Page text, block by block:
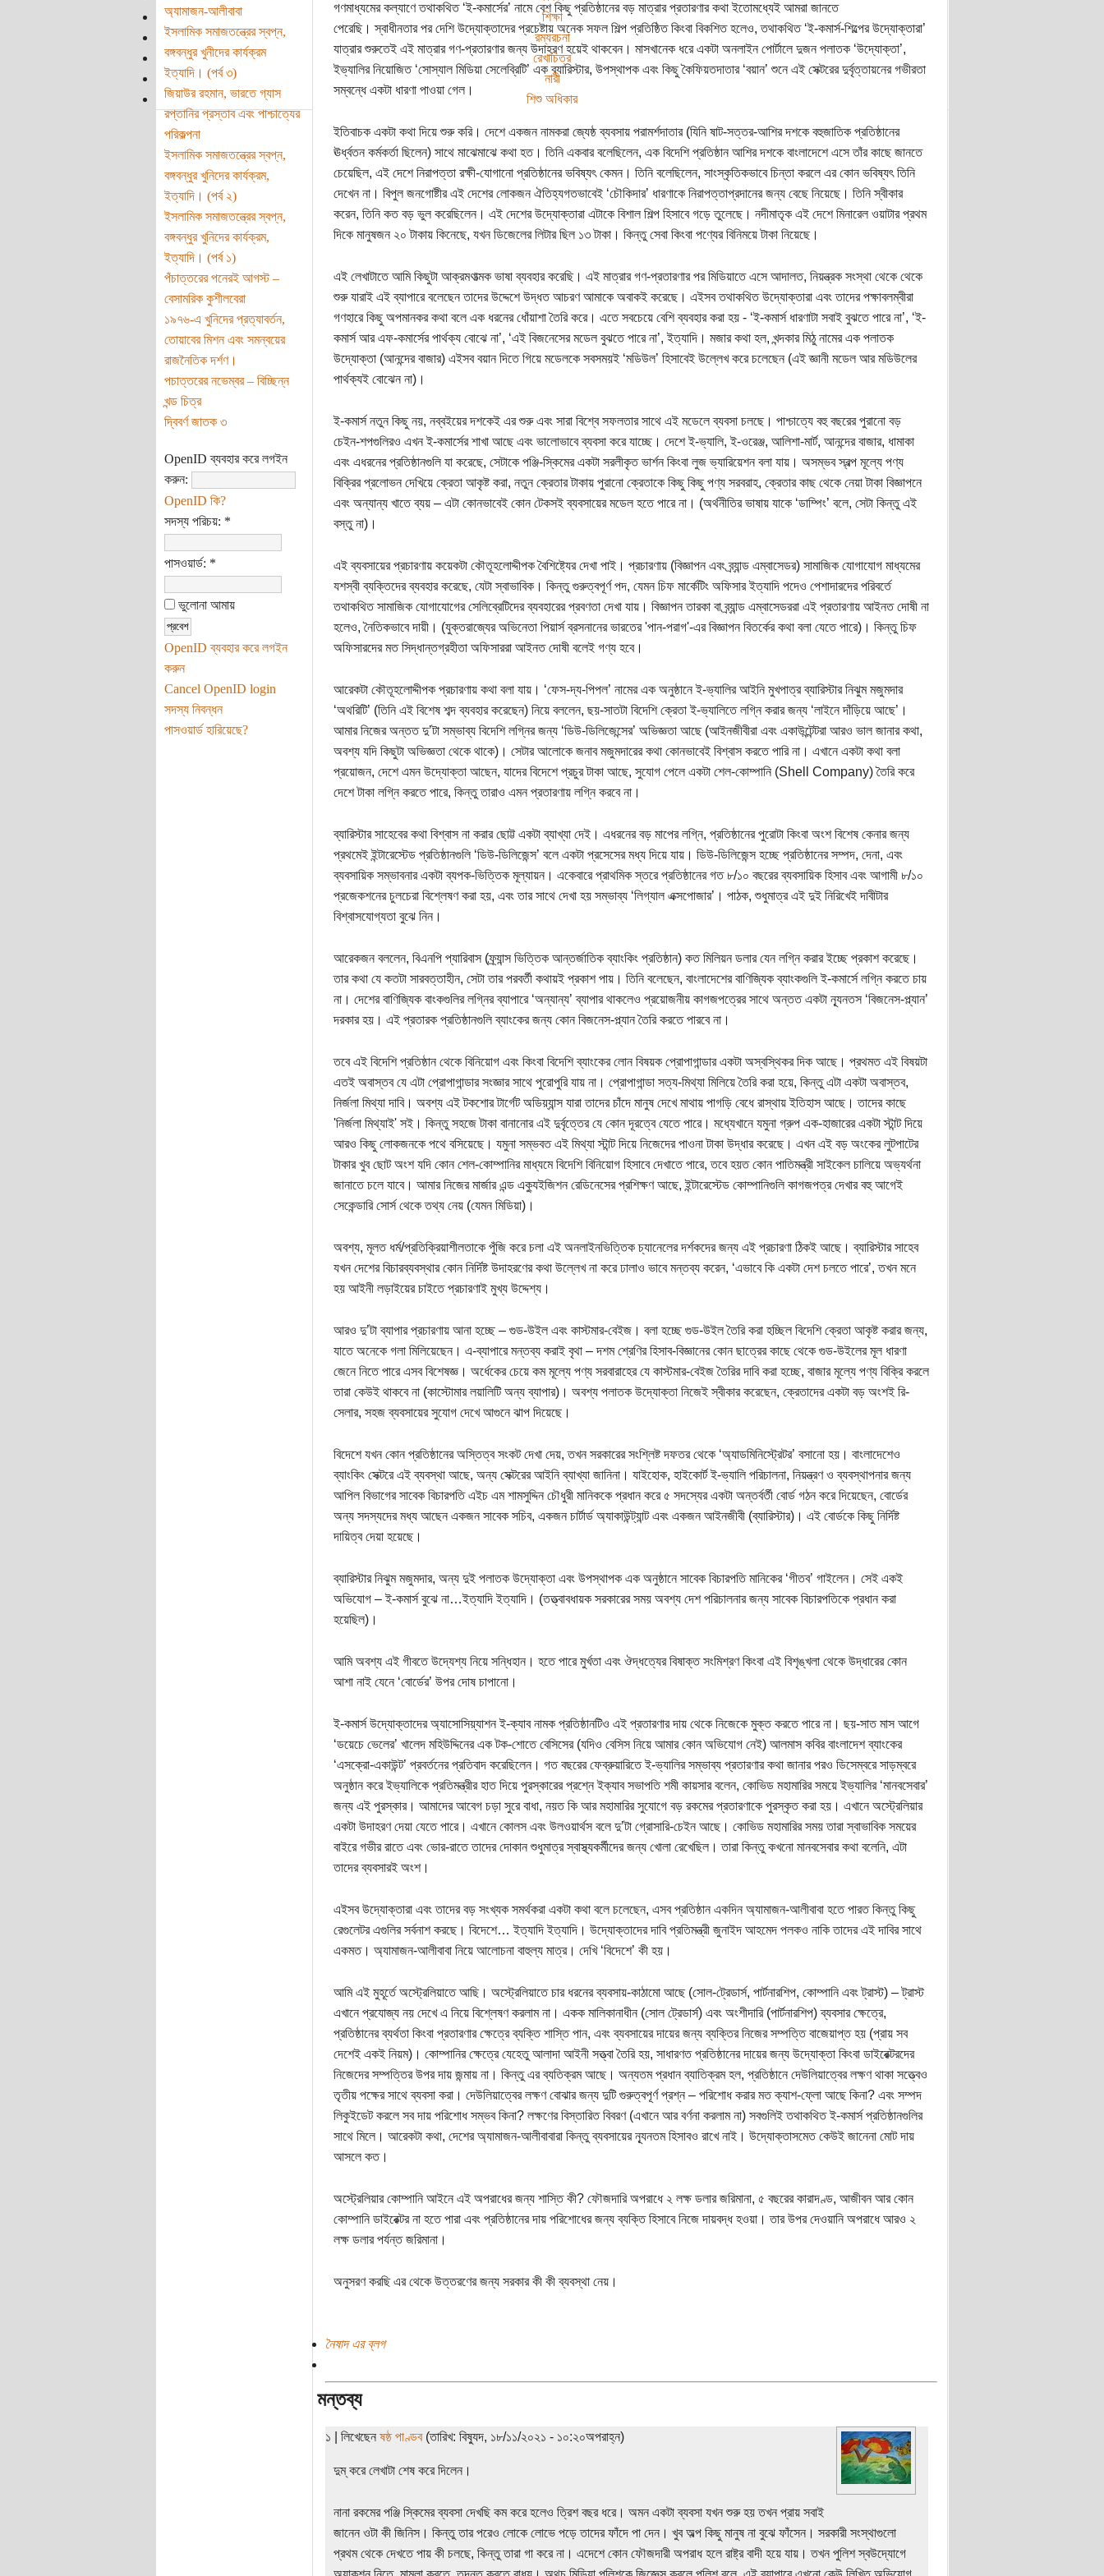
শিক্ষা
রম্যরচনা
রেখাচিত্র
নারী
শিশু অধিকার
অ্যামাজন-আলীবাবা
ইসলামিক সমাজতন্ত্রের স্বপ্ন,
বঙ্গবন্ধুর খুনীদের কার্যক্রম
ইত্যাদি। (পর্ব ৩)
জিয়াউর রহমান, ভারতে গ্যাস
রপ্তানির প্রস্তাব এবং পাশ্চাত্যের
পরিকল্পনা
ইসলামিক সমাজতন্ত্রের স্বপ্ন,
বঙ্গবন্ধুর খুনিদের কার্যক্রম,
ইত্যাদি। (পর্ব ২)
ইসলামিক সমাজতন্ত্রের স্বপ্ন,
বঙ্গবন্ধুর খুনিদের কার্যক্রম,
ইত্যাদি। (পর্ব ১)
পঁচাত্তরের পনেরই আগস্ট –
বেসামরিক কুশীলবেরা
১৯৭৬-এ খুনিদের প্রত্যাবর্তন,
তোয়াবের মিশন এবং সমন্বয়ের
রাজনৈতিক দর্শণ।
পচাত্তরের নভেম্বর – বিচ্ছিন্ন
খন্ড চিত্র
দ্বিবর্ণ জাতক ৩
OpenID ব্যবহার করে লগইন
করুন:
OpenID কি?
সদস্য পরিচয়: *
পাসওয়ার্ড: *
ভুলোনা আমায়
OpenID ব্যবহার করে লগইন
করুন
Cancel OpenID login
সদস্য নিবন্ধন
পাসওয়ার্ড হারিয়েছে?
গণমাধ্যমের কল্যাণে তথাকথিত ‘ই-কমার্সের’ নামে বেশ কিছু প্রতিষ্ঠানের বড় মাত্রার প্রতারণার কথা ইতোমধ্যেই আমরা জানতে
পেরেছি। স্বাধীনতার পর দেশি উদ্যোক্তাদের প্রচেষ্টায় অনেক সফল শিল্প প্রতিষ্ঠিত কিংবা বিকশিত হলেও, তথাকথিত ‘ই-কমার্স-শিল্পের উদ্যোক্তারা’
যাত্রার শুরুতেই এই মাত্রার গণ-প্রতারণার জন্য উদাহরণ হয়েই থাকবেন। মাসখানেক ধরে একটা অনলাইন পোর্টালে দুজন পলাতক ‘উদ্যোক্তা’,
ইভ্যালির নিয়োজিত ‘সোস্যাল মিডিয়া সেলেব্রিটি’ এক ব্যারিস্টার, উপস্থাপক এবং কিছু কৈফিয়তদাতার ‘বয়ান’ শুনে এই সেক্টরের দুর্বৃত্তায়নের গভীরতা
সম্বন্ধে একটা ধারণা পাওয়া গেল।
ইতিবাচক একটা কথা দিয়ে শুরু করি। দেশে একজন নামকরা জ্যেষ্ঠ ব্যবসায় পরামর্শদাতার (যিনি ষাট-সত্তর-আশির দশকে বহুজাতিক প্রতিষ্ঠানের
ঊর্ধ্বতন কর্মকর্তা ছিলেন) সাথে মাঝেমাঝে কথা হত। তিনি একবার বলেছিলেন, এক বিদেশি প্রতিষ্ঠান আশির দশকে বাংলাদেশে এসে তাঁর কাছে জানতে
চেয়েছিল, এই দেশে নিরাপত্তা রক্ষী-যোগানো প্রতিষ্ঠানের ভবিষ্যৎ কেমন। তিনি বলেছিলেন, সাংস্কৃতিকভাবে চিন্তা করলে এর কোন ভবিষ্যৎ তিনি
দেখেন না। বিপুল জনগোষ্টীর এই দেশের লোকজন ঐতিহ্যগতভাবেই ‘চৌকিদার’ ধারণাকে নিরাপত্তাপ্রদানের জন্য বেছে নিয়েছে। তিনি স্বীকার
করেন, তিনি কত বড় ভুল করেছিলেন। এই দেশের উদ্যোক্তারা এটাকে বিশাল শিল্প হিসাবে গড়ে তুলেছে। নদীমাতৃক এই দেশে মিনারেল ওয়াটার প্রথম
দিকে মানুষজন ২০ টাকায় কিনেছে, যখন ডিজেলের লিটার ছিল ১৩ টাকা। কিন্তু সেবা কিংবা পণ্যের বিনিময়ে টাকা নিয়েছে।
এই লেখাটাতে আমি কিছুটা আক্রমণাত্মক ভাষা ব্যবহার করেছি। এই মাত্রার গণ-প্রতারণার পর মিডিয়াতে এসে আদালত, নিয়ন্ত্রক সংস্থা থেকে থেকে
শুরু যারাই এই ব্যাপারে বলেছেন তাদের উদ্দেশে উদ্ধত আচরণ আমাকে অবাকই করেছে। এইসব তথাকথিত উদ্যোক্তারা এবং তাদের পক্ষাবলম্বীরা
গণহারে কিছু অপমানকর কথা বলে এক ধরনের ধোঁয়াশা তৈরি করে। এতে সবচেয়ে বেশি ব্যবহার করা হয় - ‘ই-কমার্স ধারণাটা সবাই বুঝতে পারে না’, ‘ই-
কমার্স আর এফ-কমার্সের পার্থক্য বোঝে না’, ‘এই বিজনেসের মডেল বুঝতে পারে না’, ইত্যাদি। মজার কথা হল, খন্দকার মিঠু নামের এক পলাতক
উদ্যোক্তা (আনন্দের বাজার) এইসব বয়ান দিতে গিয়ে মডেলকে সবসময়ই ‘মডিউল’ হিসাবেই উল্লেখ করে চলেছেন (এই জ্ঞানী মডেল আর মডিউলের
পার্থক্যই বোঝেন না)।
ই-কমার্স নতুন কিছু নয়, নব্বইয়ের দশকেই এর শুরু এবং সারা বিশ্বে সফলতার সাথে এই মডেলে ব্যবসা চলছে। পাশ্চাত্যে বহু বছরের পুরানো বড়
চেইন-শপগুলিরও এখন ই-কমার্সের শাখা আছে এবং ভালোভাবে ব্যবসা করে যাচ্ছে। দেশে ই-ভ্যালি, ই-ওরেঞ্জ, আলিশা-মার্ট, আনন্দের বাজার, ধামাকা
এবং এধরনের প্রতিষ্ঠানগুলি যা করেছে, সেটাকে পঞ্জি-স্কিমের একটা সরলীকৃত ভার্শন কিংবা লুজ ভ্যারিয়েশন বলা যায়। অসম্ভব স্বল্প মূল্যে পণ্য
বিক্রির প্রলোভন দেখিয়ে ক্রেতা আকৃষ্ট করা, নতুন ক্রেতার টাকায় পুরানো ক্রেতাকে কিছু কিছু পণ্য সরবরাহ, ক্রেতার কাছ থেকে নেয়া টাকা বিজ্ঞাপনে
এবং অন্যান্য খাতে ব্যয় – এটা কোনভাবেই কোন টেকসই ব্যবসায়ের মডেল হতে পারে না। (অর্থনীতির ভাষায় যাকে ‘ডাম্পিং’ বলে, সেটা কিন্তু এই
বস্তু না)।
এই ব্যবসায়ের প্রচারণায় কয়েকটা কৌতূহলোদ্দীপক বৈশিষ্ট্যের দেখা পাই। প্রচারণায় (বিজ্ঞাপন এবং ব্র্যান্ড এম্বাসেডর) সামাজিক যোগাযোগ মাধ্যমের
যশস্বী ব্যক্তিদের ব্যবহার করেছে, যেটা স্বাভাবিক। কিন্তু গুরুত্বপূর্ণ পদ, যেমন চিফ মার্কেটিং অফিসার ইত্যাদি পদেও পেশাদারদের পরিবর্তে
তথাকথিত সামাজিক যোগাযোগের সেলিব্রেটিদের ব্যবহারের প্রবণতা দেখা যায়। বিজ্ঞাপন তারকা বা ব্র্যান্ড এম্বাসেডররা এই প্রতারণায় আইনত দোষী না
হলেও, নৈতিকভাবে দায়ী। (যুক্তরাজ্যের অভিনেতা পিয়ার্স ব্রসনানের ভারতের 'পান-পরাগ'-এর বিজ্ঞাপন বিতর্কের কথা বলা যেতে পারে)। কিন্তু চিফ
অফিসারদের মত সিদ্ধান্তগ্রহীতা অফিসাররা আইনত দোষী বলেই গণ্য হবে।
আরেকটা কৌতূহলোদ্দীপক প্রচারণায় কথা বলা যায়। ‘ফেস-দ্য-পিপল’ নামের এক অনুষ্ঠানে ই-ভ্যালির আইনি মুখপাত্র ব্যারিস্টার নিঝুম মজুমদার
‘অথরিটি’ (তিনি এই বিশেষ শব্দ ব্যবহার করেছেন) নিয়ে বললেন, ছয়-সাতটা বিদেশি ক্রেতা ই-ভ্যালিতে লগ্নি করার জন্য ‘লাইনে দাঁড়িয়ে আছে’।
আমার নিজের অন্তত দু’টা সম্ভাব্য বিদেশি লগ্নির জন্য ‘ডিউ-ডিলিজেন্সের’ অভিজ্ঞতা আছে (আইনজীবীরা এবং একাউন্টেন্টরা আরও ভাল জানার কথা,
অবশ্য যদি কিছুটা অভিজ্ঞতা থেকে থাকে)। সেটার আলোকে জনাব মজুমদারের কথা কোনভাবেই বিশ্বাস করতে পারি না। এখানে একটা কথা বলা
প্রয়োজন, দেশে এমন উদ্যোক্তা আছেন, যাদের বিদেশে প্রচুর টাকা আছে, সুযোগ পেলে একটা শেল-কোম্পানি (Shell Company) তৈরি করে
দেশে টাকা লগ্নি করতে পারে, কিন্তু তারাও এমন প্রতারণায় লগ্নি করবে না।
ব্যারিস্টার সাহেবের কথা বিশ্বাস না করার ছোট্ট একটা ব্যাখ্যা দেই। এধরনের বড় মাপের লগ্নি, প্রতিষ্ঠানের পুরোটা কিংবা অংশ বিশেষ কেনার জন্য
প্রথমেই ইন্টারেস্টেড প্রতিষ্ঠানগুলি ‘ডিউ-ডিলিজেন্স’ বলে একটা প্রসেসের মধ্য দিয়ে যায়। ডিউ-ডিলিজেন্স হচ্ছে প্রতিষ্ঠানের সম্পদ, দেনা, এবং
ব্যবসায়িক সম্ভাবনার একটা ব্যপক-ভিত্তিক মূল্যায়ন। একেবারে প্রাথমিক স্তরে প্রতিষ্ঠানের গত ৮/১০ বছরের ব্যবসায়িক হিসাব এবং আগামী ৮/১০
প্রজেকশনের চুলচেরা বিশ্লেষণ করা হয়, এবং তার সাথে দেখা হয় সম্ভাব্য ‘লিগ্যাল এক্সপোজার’। পাঠক, শুধুমাত্র এই দুই নিরিখেই দাবীটার
বিশ্বাসযোগ্যতা বুঝে নিন।
আরেকজন বললেন, বিএনপি প্যারিবাস (ফ্র্যান্স ভিত্তিক আন্তর্জাতিক ব্যাংকিং প্রতিষ্ঠান) কত মিলিয়ন ডলার যেন লগ্নি করার ইচ্ছে প্রকাশ করেছে।
তার কথা যে কতটা সারবত্তাহীন, সেটা তার পরবর্তী কথায়ই প্রকাশ পায়। তিনি বলেছেন, বাংলাদেশের বাণিজ্যিক ব্যাংকগুলি ই-কমার্সে লগ্নি করতে চায়
না। দেশের বাণিজ্যিক বাংকগুলির লগ্নির ব্যাপারে ‘অন্যান্য’ ব্যাপার থাকলেও প্রয়োজনীয় কাগজপত্রের সাথে অন্তত একটা ন্যূনতস ‘বিজনেস-প্ল্যান’
দরকার হয়। এই প্রতারক প্রতিষ্ঠানগুলি ব্যাংকের জন্য কোন বিজনেস-প্ল্যান তৈরি করতে পারবে না।
তবে এই বিদেশি প্রতিষ্ঠান থেকে বিনিয়োগ এবং কিংবা বিদেশি ব্যাংকের লোন বিষয়ক প্রোপাগান্ডার একটা অস্বস্থিকর দিক আছে। প্রথমত এই বিষয়টা
এতই অবাস্তব যে এটা প্রোপাগান্ডার সংজ্ঞার সাথে পুরোপুরি যায় না। প্রোপাগান্ডা সত্য-মিথ্যা মিলিয়ে তৈরি করা হয়ে, কিন্তু এটা একটা অবাস্তব,
নির্জলা মিথ্যা দাবি। অবশ্য এই টকশোর টার্গেট অডিয়্যান্স যারা তাদের চাঁদে মানুষ দেখে মাথায় পাগড়ি বেধে রাস্থায় ইতিহাস আছে। তাদের কাছে
'নির্জলা মিথ্যাই' সই। কিন্তু সহজে টাকা বানানোর এই দুর্বৃত্তের যে কোন দূরত্বে যেতে পারে। মধ্যেখানে যমুনা গ্রুপ এক-হাজারের একটা স্টান্ট দিয়ে
আরও কিছু লোকজনকে পথে বসিয়েছে। যমুনা সম্ভবত এই মিথ্যা স্টান্ট দিয়ে নিজেদের পাওনা টাকা উদ্ধার করেছে। এখন এই বড় অংকের লুটপাটের
টাকার খুব ছোট অংশ যদি কোন শেল-কোম্পানির মাধ্যমে বিদেশি বিনিয়োগ হিসাবে দেখাতে পারে, তবে হয়ত কোন পাতিমন্ত্রী সাইকেল চালিয়ে অভ্যর্থনা
জানাতে চলে যাবে। আমার নিজের মার্জার এন্ড এক্যুইজিশন রেডিনেসের প্রশিক্ষণ আছে, ইন্টারেস্টেড কোম্পানিগুলি কাগজপত্র দেখার বহু আগেই
সেকেন্ডারি সোর্স থেকে তথ্য নেয় (যেমন মিডিয়া)।
অবশ্য, মূলত ধর্ম/প্রতিক্রিয়াশীলতাকে পুঁজি করে চলা এই অনলাইনভিত্তিক চ্যানেলের দর্শকদের জন্য এই প্রচারণা ঠিকই আছে। ব্যারিস্টার সাহেব
যখন দেশের বিচারব্যবস্থার কোন নির্দিষ্ট উদাহরণের কথা উল্লেখ না করে ঢালাও ভাবে মন্তব্য করেন, ‘এভাবে কি একটা দেশ চলতে পারে’, তখন মনে
হয় আইনী লড়াইয়ের চাইতে প্রচারণাই মুখ্য উদ্দেশ্য।
আরও দু’টা ব্যাপার প্রচারণায় আনা হচ্ছে – গুড-উইল এবং কাস্টমার-বেইজ। বলা হচ্ছে গুড-উইল তৈরি করা হচ্ছিল বিদেশি ক্রেতা আকৃষ্ট করার জন্য,
যাতে অনেকে গলা মিলিয়েছেন। এ-ব্যাপারে মন্তব্য করাই বৃথা – দশম শ্রেণির হিসাব-বিজ্ঞানের কোন ছাত্রের কাছে থেকে গুড-উইলের মূল ধারণা
জেনে নিতে পারে এসব বিশেষজ্ঞ। অর্ধেকের চেয়ে কম মূল্যে পণ্য সরবারাহের যে কাস্টমার-বেইজ তৈরির দাবি করা হচ্ছে, বাজার মূল্যে পণ্য বিক্রি করলে
তারা কেউই থাকবে না (কাস্টোমার লয়ালিটি অন্য ব্যাপার)। অবশ্য পলাতক উদ্যোক্তা নিজেই স্বীকার করেছেন, ক্রেতাদের একটা বড় অংশই রি-
সেলার, সহজ ব্যবসায়ের সুযোগ দেখে আগুনে ঝাপ দিয়েছে।
বিদেশে যখন কোন প্রতিষ্ঠানের অস্তিত্ব সংকট দেখা দেয়, তখন সরকারের সংশ্লিষ্ট দফতর থেকে ‘অ্যাডমিনিস্ট্রেটর’ বসানো হয়। বাংলাদেশেও
ব্যাংকিং সেক্টরে এই ব্যবস্থা আছে, অন্য সেক্টরের আইনি ব্যাখ্যা জানিনা। যাইহোক, হাইকোর্ট ই-ভ্যালি পরিচালনা, নিয়ন্ত্রণ ও ব্যবস্থাপনার জন্য
আপিল বিভাগের সাবেক বিচারপতি এইচ এম শামসুদ্দিন চৌধুরী মানিককে প্রধান করে ৫ সদস্যের একটা অন্তর্বর্তী বোর্ড গঠন করে দিয়েছেন, বোর্ডের
অন্য সদস্যদের মধ্য আছেন একজন সাবেক সচিব, একজন চার্টার্ড অ্যাকাউন্ট্যান্ট এবং একজন আইনজীবী (ব্যারিস্টার)। এই বোর্ডকে কিছু নির্দিষ্ট
দায়িত্ব দেয়া হয়েছে।
ব্যারিস্টার নিঝুম মজুমদার, অন্য দুই পলাতক উদ্যোক্তা এবং উপস্থাপক এক অনুষ্ঠানে সাবেক বিচারপতি মানিকের ‘গীতব’ গাইলেন। সেই একই
অভিযোগ – ই-কমার্স বুঝে না…ইত্যাদি ইত্যাদি। (তত্ত্বাবধায়ক সরকারের সময় অবশ্য দেশ পরিচালনার জন্য সাবেক বিচারপতিকে প্রধান করা
হয়েছিল)।
আমি অবশ্য এই গীবতে উদ্যেশ্য নিয়ে সন্ধিহান। হতে পারে মুর্খতা এবং ঔদ্ধত্যের বিষাক্ত সংমিশ্রণ কিংবা এই বিশৃঙ্খলা থেকে উদ্ধারের কোন
আশা নাই যেনে ‘বোর্ডের’ উপর দোষ চাপানো।
ই-কমার্স উদ্যোক্তাদের অ্যাসোসিয়্যাশন ই-ক্যাব নামক প্রতিষ্ঠানটিও এই প্রতারণার দায় থেকে নিজেকে মুক্ত করতে পারে না। ছয়-সাত মাস আগে
‘ডয়েচে ভেলের’ খালেদ মহিউদ্দিনের এক টক-শোতে বেসিসের (যদিও বেসিস নিয়ে আমার কোন অভিযোগ নেই) আলমাস কবির বাংলাদেশ ব্যাংকের
‘এসক্রো-একাউন্ট’ প্রবর্তনের প্রতিবাদ করেছিলেন। গত বছরের ফেব্রুয়ারিতে ই-ভ্যালির সম্ভাব্য প্রতারণার কথা জানার পরও ডিসেম্বরে সাড়ম্বরে
অনুষ্ঠান করে ইভ্যালিকে প্রতিমন্ত্রীর হাত দিয়ে পুরস্কারের প্রশ্নে ইক্যাব সভাপতি শমী কায়সার বলেন, কোভিড মহামারির সময়ে ইভ্যালির ‘মানবসেবার’
জন্য এই পুরস্কার। আমাদের আবেগ চড়া সুরে বাধা, নয়ত কি আর মহামারির সুযোগে বড় রকমের প্রতারণাকে পুরস্কৃত করা হয়। এখানে অস্ট্রেলিয়ার
একটা উদাহরণ দেয়া যেতে পারে। এখানে কোলস এবং উলওয়ার্থস বলে দু’টা গ্রোসারি-চেইন আছে। কোভিড মহামারির সময় তারা স্বাভাবিক সময়ের
বাইরে গভীর রাতে এবং ভোর-রাতে তাদের দোকান শুধুমাত্র স্বাস্থ্যকর্মীদের জন্য খোলা রেখেছিল। তারা কিন্তু কখনো মানবসেবার কথা বলেনি, এটা
তাদের ব্যবসারই অংশ।
এইসব উদ্যোক্তারা এবং তাদের বড় সংখ্যক সমর্থকরা একটা কথা বলে চলেছেন, এসব প্রতিষ্ঠান একদিন অ্যামাজন-আলীবাবা হতে পারত কিন্তু কিছু
রেগুলেটর এগুলির সর্বনাশ করছে। বিদেশে… ইত্যাদি ইত্যাদি। উদ্যোক্তাদের দাবি প্রতিমন্ত্রী জুনাইদ আহমেদ পলকও নাকি তাদের এই দাবির সাথে
একমত। অ্যামাজন-আলীবাবা নিয়ে আলোচনা বাহুল্য মাত্র। দেখি ‘বিদেশে’ কী হয়।
আমি এই মুহূর্তে অস্ট্রেলিয়াতে আছি। অস্ট্রেলিয়াতে চার ধরনের ব্যবসায়-কাঠামো আছে (সোল-ট্রেডার্স, পার্টনারশিপ, কোম্পানি এবং ট্রাস্ট) – ট্রাস্ট
এখানে প্রযোজ্য নয় দেখে এ নিয়ে বিশ্লেষণ করলাম না। একক মালিকানাধীন (সোল ট্রেডার্স) এবং অংশীদারি (পার্টনারশিপ) ব্যবসার ক্ষেত্রে,
প্রতিষ্ঠানের ব্যর্থতা কিংবা প্রতারণার ক্ষেত্রে ব্যক্তি শাস্তি পান, এবং ব্যবসায়ের দায়ের জন্য ব্যক্তির নিজের সম্পত্তি বাজেয়াপ্ত হয় (প্রায় সব
দেশেই একই নিয়ম)। কোম্পানির ক্ষেত্রে যেহেতু আলাদা আইনী সত্ত্বা তৈরি হয়, সাধারণত প্রতিষ্ঠানের দায়ের জন্য উদ্যোক্তা কিংবা ডাইরেক্টরদের
নিজেদের সম্পত্তির উপর দায় জন্মায় না। কিন্তু এর ব্যতিক্রম আছে। অন্যতম প্রধান ব্যাতিক্রম হল, প্রতিষ্ঠানে দেউলিয়াত্বের লক্ষণ থাকা সত্ত্বেও
তৃতীয় পক্ষের সাথে ব্যবসা করা। দেউলিয়াত্বের লক্ষণ বোঝার জন্য দুটি গুরুত্বপূর্ণ প্রশ্ন – পরিশোধ করার মত ক্যাশ-ফ্লো আছে কিনা? এবং সম্পদ
লিকুইডেট করলে সব দায় পরিশোধ সম্ভব কিনা? লক্ষণের বিস্তারিত বিবরণ (এখানে আর বর্ণনা করলাম না) সবগুলিই তথাকথিত ই-কমার্স প্রতিষ্ঠানগুলির
সাথে মিলে। আরেকটা কথা, দেশের অ্যামাজন-আলীবাবারা কিন্তু ব্যবসায়ের ন্যূনতম হিসাবও রাখে নাই। উদ্যোক্তাসমেত কেউই জানেনা মোট দায়
আসলে কত।
অস্ট্রেলিয়ার কোম্পানি আইনে এই অপরাধের জন্য শাস্তি কী? ফৌজদারি অপরাধে ২ লক্ষ ডলার জরিমানা, ৫ বছরের কারাদণ্ড, আজীবন আর কোন
কোম্পানি ডাইরেক্টর না হতে পারা এবং প্রতিষ্ঠানের দায় পরিশোধের জন্য ব্যক্তি হিসাবে নিজে দায়বদ্ধ হওয়া। তার উপর দেওয়ানি অপরাধে আরও ২
লক্ষ ডলার পর্যন্ত জরিমানা।
অনুসরণ করছি এর থেকে উত্তরণের জন্য সরকার কী কী ব্যবস্থা নেয়।
নৈষাদ এর ব্লগ
মন্তব্য
১ | লিখেছেন ষষ্ঠ পাণ্ডব(তারিখ: বিষ্যুদ, ১৮/১১/২০২১ - ১০:২০অপরাহ্ন)
দুম্‌ করে লেখাটা শেষ করে দিলেন।
নানা রকমের পঞ্জি স্কিমের ব্যবসা দেখছি কম করে হলেও ত্রিশ বছর ধরে। অমন একটা ব্যবসা যখন শুরু হয় তখন প্রায় সবাই
জানেন ওটা কী জিনিস। কিন্তু তার পরেও লোকে লোভে পড়ে তাদের ফাঁদে পা দেন। খুব অল্প কিছু মানুষ না বুঝে ফাঁসেন। সরকারী সংস্থাগুলো
প্রথম থেকে দেখতে পায় কী চলছে, কিন্তু তারা গা করে না। এদেশে কোন ফৌজদারী অপরাধ হলে রাষ্ট্র বাদী হয়ে যায়। তখন পুলিশ স্বউদ্যোগে